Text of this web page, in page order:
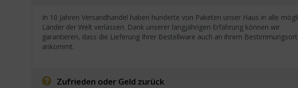
In 10 Jahren Versandhandel haben hunderte von Paketen unser Haus in alle
Länder der Welt verlassen. Dank unserer langjährigen Erfahrung können wir
garantieren, dass die Lieferung Ihrer Bestellware auch an ihrem Bestimmungsort
ankommt.
Zufrieden oder Geld zurück